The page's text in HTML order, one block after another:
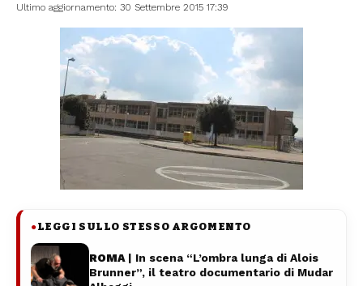
Ultimo aggiornamento: 30 Settembre 2015 17:39
●LEGGI SULLO STESSO ARGOMENTO
ROMA | In scena “L’ombra lunga di Alois
Brunner”, il teatro documentario di Mudar